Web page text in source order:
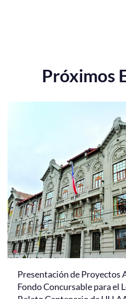
Próximos
Presentación de Proyectos
Fondo Concursable para el